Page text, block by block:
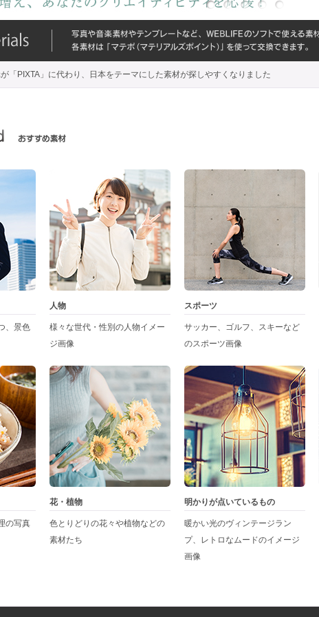
「PIXTA」に代わり、日本をテーマにした素材が探しやすくなりました
、景色
人物
様々な世代・性別の人物イメー
ジ画像
スポーツ
サッカー、ゴルフ、スキーなど
のスポーツ画像
の写真
花・植物
色とりどりの花々や植物などの
素材たち
明かりが点いているもの
暖かい光のヴィンテージラン
プ、レトロなムードのイメージ
画像